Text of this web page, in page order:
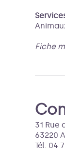
Fiche
31 Rue
63220
Tél. 04